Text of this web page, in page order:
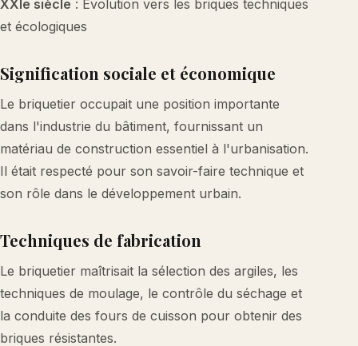
XXIe siècle : Évolution vers les briques techniques
et écologiques
Signification sociale et économique
Le briquetier occupait une position importante
dans l'industrie du bâtiment, fournissant un
matériau de construction essentiel à l'urbanisation.
Il était respecté pour son savoir-faire technique et
son rôle dans le développement urbain.
Techniques de fabrication
Le briquetier maîtrisait la sélection des argiles, les
techniques de moulage, le contrôle du séchage et
la conduite des fours de cuisson pour obtenir des
briques résistantes.